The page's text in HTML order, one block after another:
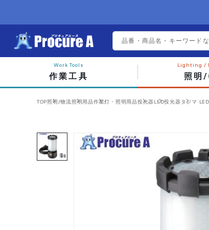
作業工具 照明/
TOP照明/物流照明用品作業灯・照明用品投光器 LED投光器 タジマ